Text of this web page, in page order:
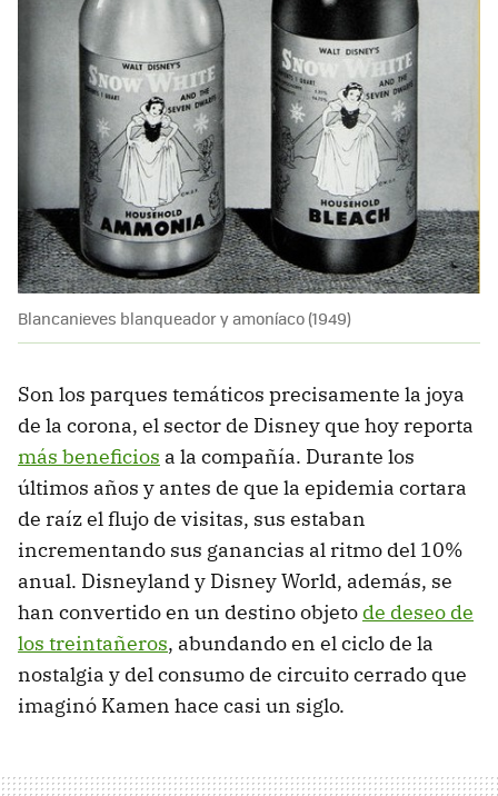
Blancanieves blanqueador y amoníaco (1949)
Son los parques temáticos precisamente la joya
de la corona, el sector de Disney que hoy reporta
más beneficios a la compañía. Durante los
últimos años y antes de que la epidemia cortara
de raíz el flujo de visitas, sus estaban
incrementando sus ganancias al ritmo del 10%
anual. Disneyland y Disney World, además, se
han convertido en un destino objeto de deseo de
los treintañeros, abundando en el ciclo de la
nostalgia y del consumo de circuito cerrado que
imaginó Kamen hace casi un siglo.